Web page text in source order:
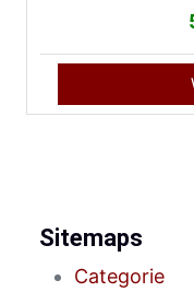
Sitemaps
Categorie